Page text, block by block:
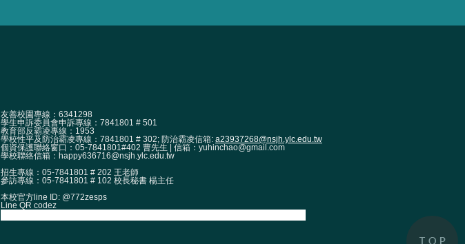
友善校園專線：6341298
學生申訴委員會申訴專線：7841801 # 501
教育部反霸凌專線：1953
學校性平及防治霸凌專線：7841801 # 302; 防治霸凌信箱: a23937268@nsjh.ylc.edu.tw
個資保護聯絡窗口：05-7841801#402 曹先生 | 信箱：yuhinchao@gmail.com
學校聯絡信箱：happy636716@nsjh.ylc.edu.tw
招生專線：05-7841801 # 202 王老師
參訪專線：05-7841801 # 102 校長秘書 楊主任
本校官方line ID: @772zesps
Line QR codez